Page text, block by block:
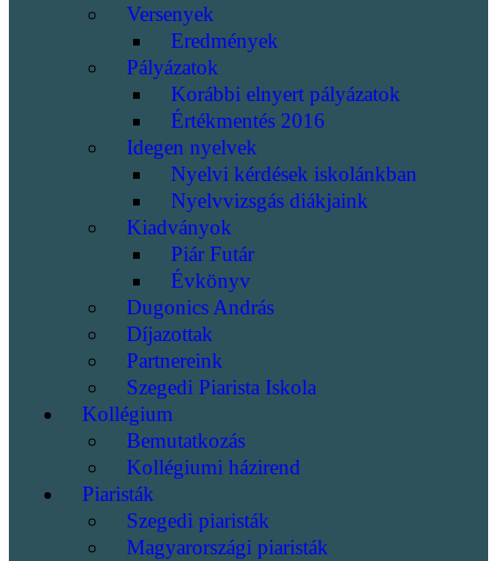
Versenyek
Eredmények
Pályázatok
Korábbi elnyert pályázatok
Értékmentés 2016
Idegen nyelvek
Nyelvi kérdések iskolánkban
Nyelvvizsgás diákjaink
Kiadványok
Piár Futár
Évkönyv
Dugonics András
Díjazottak
Partnereink
Szegedi Piarista Iskola
Kollégium
Bemutatkozás
Kollégiumi házirend
Piaristák
Szegedi piaristák
Magyarországi piaristák